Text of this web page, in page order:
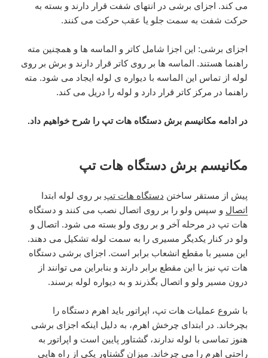
می کند. اجزای برشی در انتهای شفت قرار دارند و بسته به
حرکت شفت به سمت جلو یا عقب حرکت می کنند.
اجزای برشی: این اجزا شامل کاتر و الماسه ها و همچنین مته
راهنما هستند. الماسه ها بر روی کاتر قرار دارند و برش بر روی
لوله از تماس این الماسه با دیواره ی لوله ایجاد می شود. مته
راهنما در مرکز کاتر قرار دارد و لوله را دریل می کند.
در ادامه مکانیسم برش دستگاه هات تپ را شرح خواهیم داد.
مکانیسم برش دستگاه هات تپ
پیش از مستقر ساختن دستگاه هات تپ بر روی لوله ابتدا
اتصال و سپس ولو را بر روی اتصال نصب می کنند و دستگاه
هات تپ در مرحله آخر و بر روی ولو بسته می شود. اتصال و
ولو در کنار یکدیگر مسیری را به سمت لوله تشکیل می دهند.
این مسیر با مقطع انشعاب برابر است. اجزای برشی دستگاه
هات تپ نیز با این مقطع برابر دارند و بنابراین می توانند از
درون مسیر ولو و اتصال بگذرند و به دیواره لوله برسند.
با شروع عملیات هات تپ، اپراتور باید اهرم دستگاه را
بچرخاند. در ابتدای چرخش اهرم، به دلیل اینکه اجزای برشی
هنوز تماسی با لوله ندارند، گشتاور پایین است و اپراتور به
راحتی اهرم را می چرخاند. میزان گشتاور یکی از راه هایی